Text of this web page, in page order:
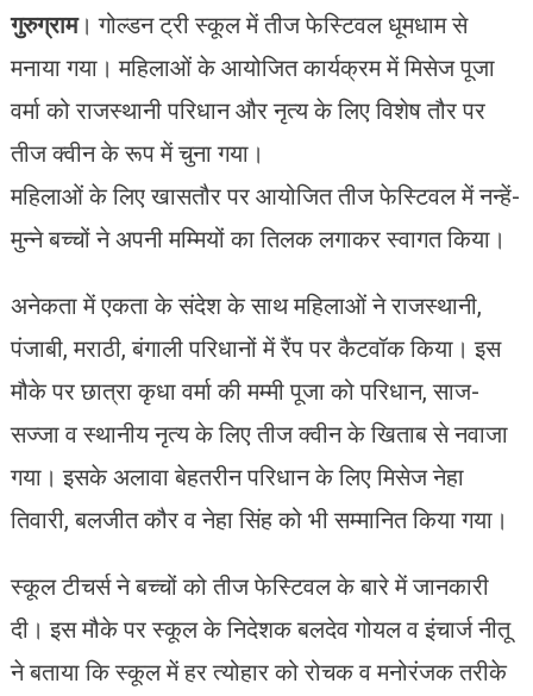
गुरुग्राम। गोल्डन ट्री स्कूल में तीज फेस्टिवल धूमधाम से
मनाया गया। महिलाओं के आयोजित कार्यक्रम में मिसेज पूजा
वर्मा को राजस्थानी परिधान और नृत्य के लिए विशेष तौर पर
तीज क्वीन के रूप में चुना गया।
महिलाओं के लिए खासतौर पर आयोजित तीज फेस्टिवल में नन्हें-
मुन्ने बच्चों ने अपनी मम्मियों का तिलक लगाकर स्वागत किया।
अनेकता में एकता के संदेश के साथ महिलाओं ने राजस्थानी,
पंजाबी, मराठी, बंगाली परिधानों में रैंप पर कैटवॉक किया। इस
मौके पर छात्रा कृधा वर्मा की मम्मी पूजा को परिधान, साज-
सज्जा व स्थानीय नृत्य के लिए तीज क्वीन के खिताब से नवाजा
गया। इसके अलावा बेहतरीन परिधान के लिए मिसेज नेहा
तिवारी, बलजीत कौर व नेहा सिंह को भी सम्मानित किया गया।
स्कूल टीचर्स ने बच्चों को तीज फेस्टिवल के बारे में जानकारी
दी। इस मौके पर स्कूल के निदेशक बलदेव गोयल व इंचार्ज नीतू
ने बताया कि स्कूल में हर त्योहार को रोचक व मनोरंजक तरीके